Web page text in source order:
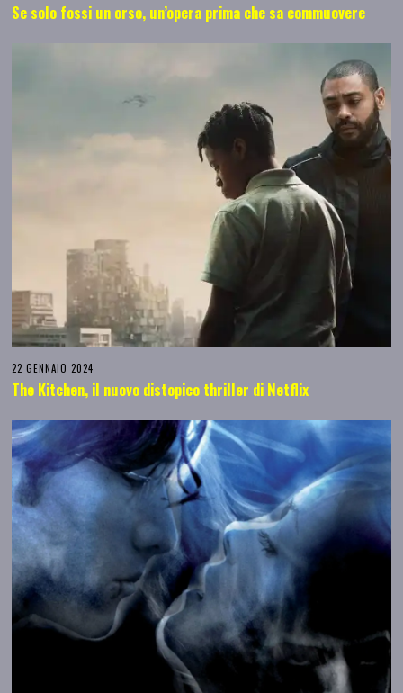
Se solo fossi un orso, un’opera prima che sa commuovere
22 GENNAIO 2024
The Kitchen, il nuovo distopico thriller di Netflix